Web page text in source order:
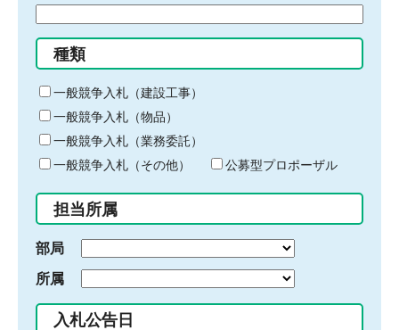
る
キ
ー
ワ
ー
ド
入
力
種類
一般競争入札（建設工事）
一般競争入札（物品）
一般競争入札（業務委託）
一般競争入札（その他）
公募型プロポーザル
担当所属
部局
所属
入札公告日